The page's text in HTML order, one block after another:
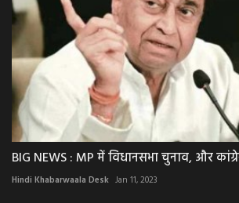
BIG NEWS : MP में विधानसभा चुनाव, और
Hindi Khabarwaala Desk Jan 11, 2023